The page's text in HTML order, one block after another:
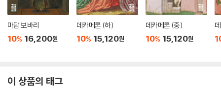
마담 보바리
10% 16,200원
데카메론 (하)
10% 15,120원
데카메론 (중)
10% 15,120원
이 상품의 태그